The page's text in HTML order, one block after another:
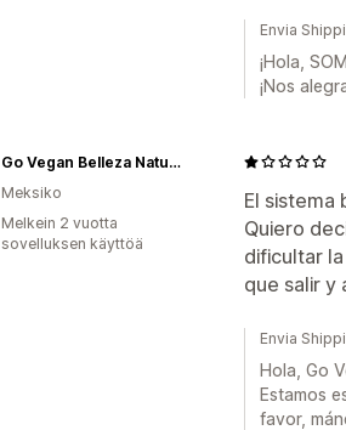
Envia
¡Hola,
¡Nos
El sistema
Quiero
dificultar
que salir y
Go Vegan Belleza Natural
Meksiko
Melkein 2 vuotta
sovelluksen käyttöä
Envia
Hola, Go
Estamos
favor,